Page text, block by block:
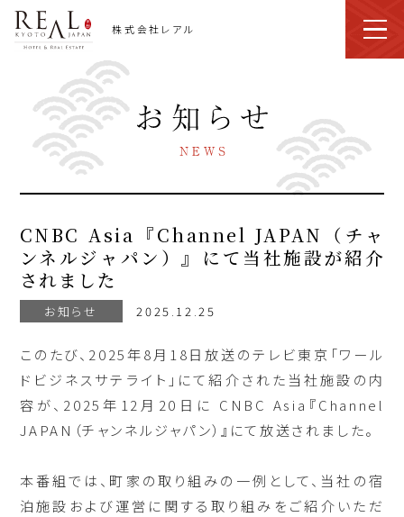
株式会社レアル
CNBC Asia『Channel JAPAN（チャ
ンネルジャパン）』にて当社施設が紹介
されました
お知らせ 2025.12.25
このたび、2025年8月18日放送のテレビ東京「ワール
ドビジネスサテライト」にて紹介された当社施設の内
容が、2025年12月20日に CNBC Asia『Channel
JAPAN（チャンネルジャパン）』にて放送されました。
本番組では、町家の取り組みの一例として、当社の宿
泊施設および運営に関する取り組みをご紹介いただ